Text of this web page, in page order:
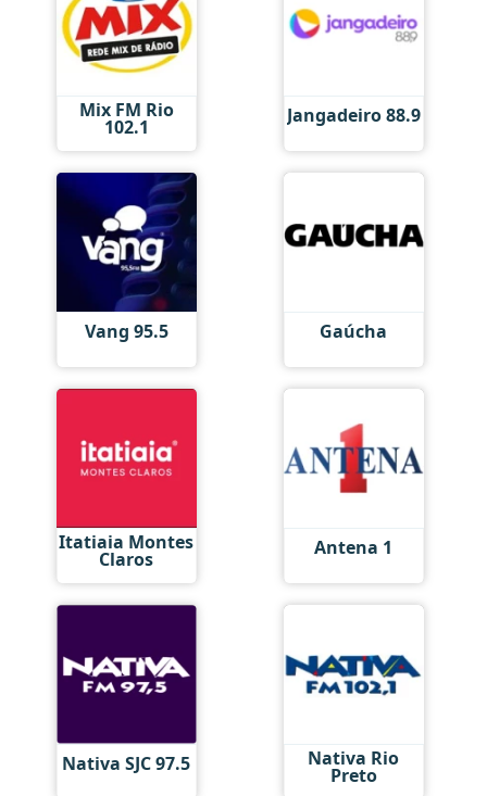
Mix FM Rio
102.1 Jangadeiro 88.9
Vang 95.5 Gaúcha
Itatiaia Montes
Claros Antena 1
Nativa SJC 97.5 Nativa Rio
Preto